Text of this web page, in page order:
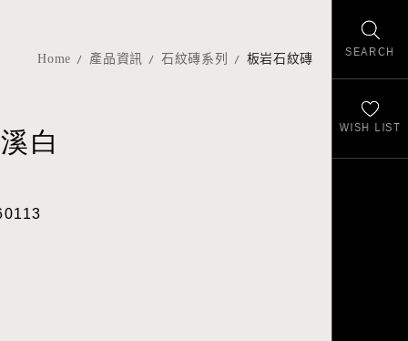
SEARCH
WISH LIST
Home 產品資訊 石紋磚系列 板岩石紋磚
白